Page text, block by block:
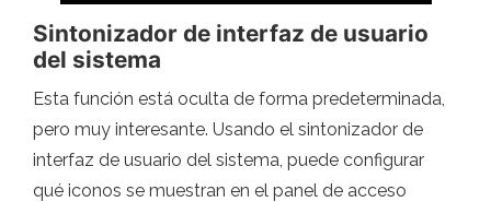
Sintonizador de interfaz de usuario
del sistema
Esta función está oculta de forma predeterminada,
pero muy interesante. Usando el sintonizador de
interfaz de usuario del sistema, puede configurar
qué iconos se muestran en el panel de acceso